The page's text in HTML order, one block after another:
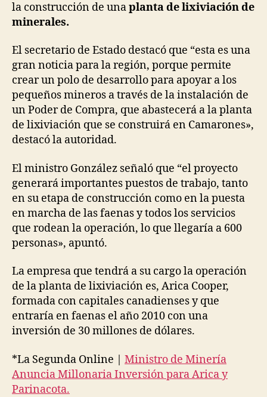
la construcción de unaplanta de lixiviación de
minerales.
El secretario de Estado destacó que “esta es una
gran noticia para la región, porque permite
crear un polo de desarrollo para apoyar a los
pequeños mineros a través de la instalación de
un Poder de Compra, que abastecerá a la planta
de lixiviación que se construirá en Camarones»,
destacó la autoridad.
El ministro González señaló que “el proyecto
generará importantes puestos de trabajo, tanto
en su etapa de construcción como en la puesta
en marcha de las faenas y todos los servicios
que rodean la operación, lo que llegaría a 600
personas», apuntó.
La empresa que tendrá a su cargo la operación
de la planta de lixiviación es, Arica Cooper,
formada con capitales canadienses y que
entraría en faenas el año 2010 con una
inversión de 30 millones de dólares.
*La Segunda Online | Ministro de Minería
Anuncia Millonaria Inversión para Arica y
Parinacota.